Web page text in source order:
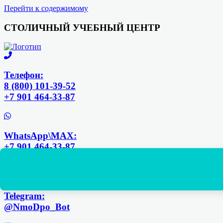
Перейти к содержимому
СТОЛИЧНЫЙ УЧЕБНЫЙ ЦЕНТР
Телефон:
8 (800) 101-39-52
+7 901 464-33-87
WhatsApp\MAX:
+7 901 464-33-87
Telegram:
@NmoDpo_Bot